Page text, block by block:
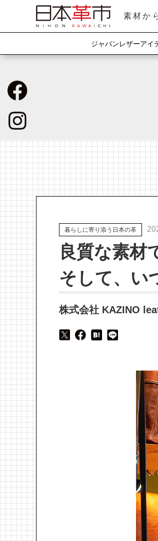
素材か
ジャパンレザーアイ
暮らしに寄り添う日本の革
良質な素材
そして、い
株式会社 KAZINO